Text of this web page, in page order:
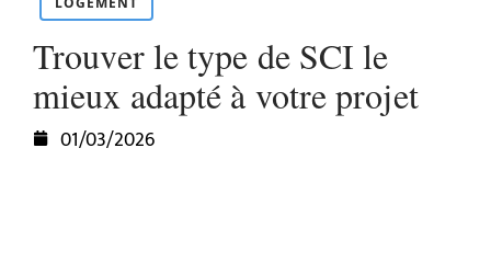
Trouver le type de SCI le
mieux adapté à votre projet
01/03/2026